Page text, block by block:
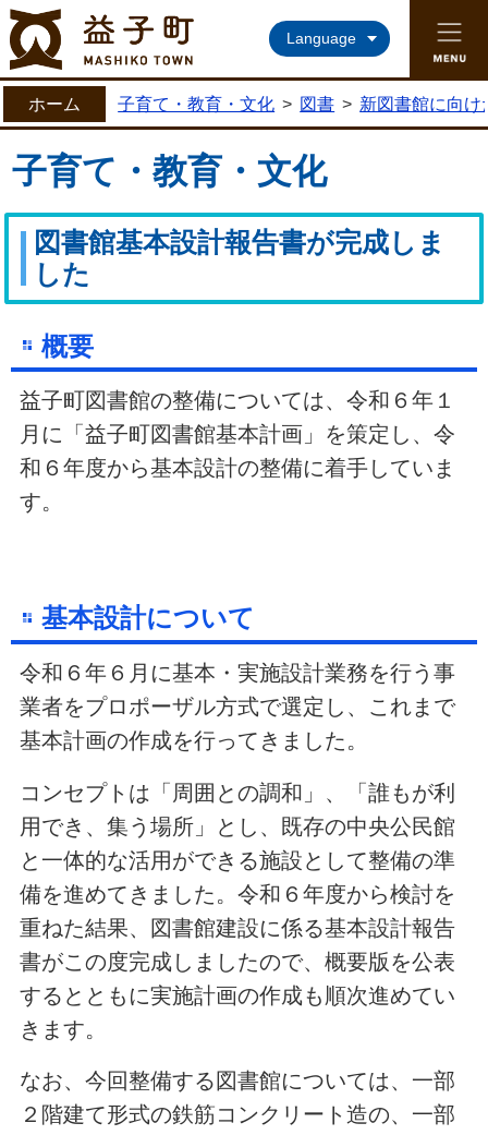
益子町ホームページ
Language
ホーム 子育て・教育・文化 > 図書 > 新図書館に向け
子育て・教育・文化
図書館基本設計報告書が完成しま
した
概要
益子町図書館の整備については、令和６年１
月に「益子町図書館基本計画」を策定し、令
和６年度から基本設計の整備に着手していま
す。
基本設計について
令和６年６月に基本・実施設計業務を行う事
業者をプロポーザル方式で選定し、これまで
基本計画の作成を行ってきました。
コンセプトは「周囲との調和」、「誰もが利
用でき、集う場所」とし、既存の中央公民館
と一体的な活用ができる施設として整備の準
備を進めてきました。令和６年度から検討を
重ねた結果、図書館建設に係る基本設計報告
書がこの度完成しましたので、概要版を公表
するとともに実施計画の作成も順次進めてい
きます。
なお、今回整備する図書館については、一部
２階建て形式の鉄筋コンクリート造の、一部